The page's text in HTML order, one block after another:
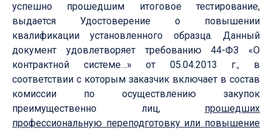
успешно прошедшим итоговое тестирование,
выдается Удостоверение о повышении
квалификации установленного образца. Данный
документ удовлетворяет требованию 44-ФЗ «О
контрактной системе…» от 05.04.2013 г., в
соответствии с которым заказчик включает в состав
комиссии по осуществлению закупок
преимущественно лиц, прошедших
профессиональную переподготовку или повышение